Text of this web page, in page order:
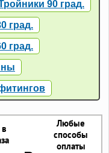
90 град.
град.
град.
Любые
способы
оплаты